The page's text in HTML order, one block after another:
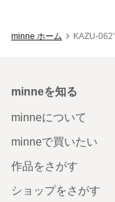
minne ホーム KAZU-
minneを知る
minneについて
minneで買いたい
作品をさがす
ショップをさがす